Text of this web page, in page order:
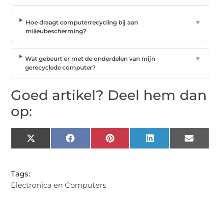
Hoe draagt computerrecycling bij aan
milieubescherming?
▼
Wat gebeurt er met de onderdelen van mijn
gerecyclede computer?
▼
Goed artikel? Deel hem dan
op:
X
Facebook Pinterest LinkedIn Email
Tags:
Electronica en Computers